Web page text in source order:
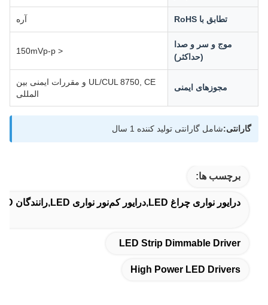
تطابق با RoHS آره
موج و سر و صدا
(حداکثر)
< 150mVp-p
مجوزهای ایمنی
UL/CUL 8750, CE و مقررات ایمنی بین
المللی
گارانتی:شامل گارانتی تولید کننده 1 سال
برچسب ها:
درایور نواری چراغ LED,درایور کم‌نور نواری LED,رانندگان LED با قدرت بالا
LED Strip Dimmable Driver
High Power LED Drivers